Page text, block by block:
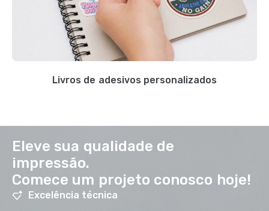
Livros de adesivos personalizados
Eleve sua qualidade de
impressão.
Comece um projeto conosco hoje!
Excelência técnica